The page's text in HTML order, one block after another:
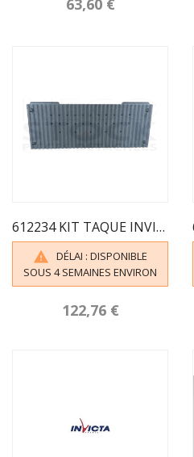
63,60 €
612234 KIT TAQUE INVICTA POELE KAZAN

DÉLAI : DISPONIBLE
SOUS 4 SEMAINES ENVIRON
122,76 €